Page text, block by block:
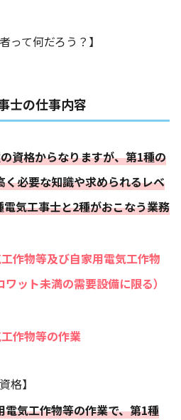
って何だろう？】
士の仕事内容
資格からなりますが、第1種の
必要な知識や求められるレベ
気工事士と2種がおこなう業務
作物等及び自家用電気工作物
ワット未満の需要設備に限る）
作物等の作業
格】
気工作物等の作業で、第1種